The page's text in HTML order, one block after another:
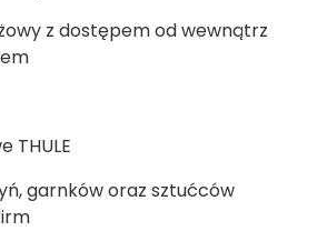
z dostępem od wewnątrz
THULE
garnków oraz sztućców